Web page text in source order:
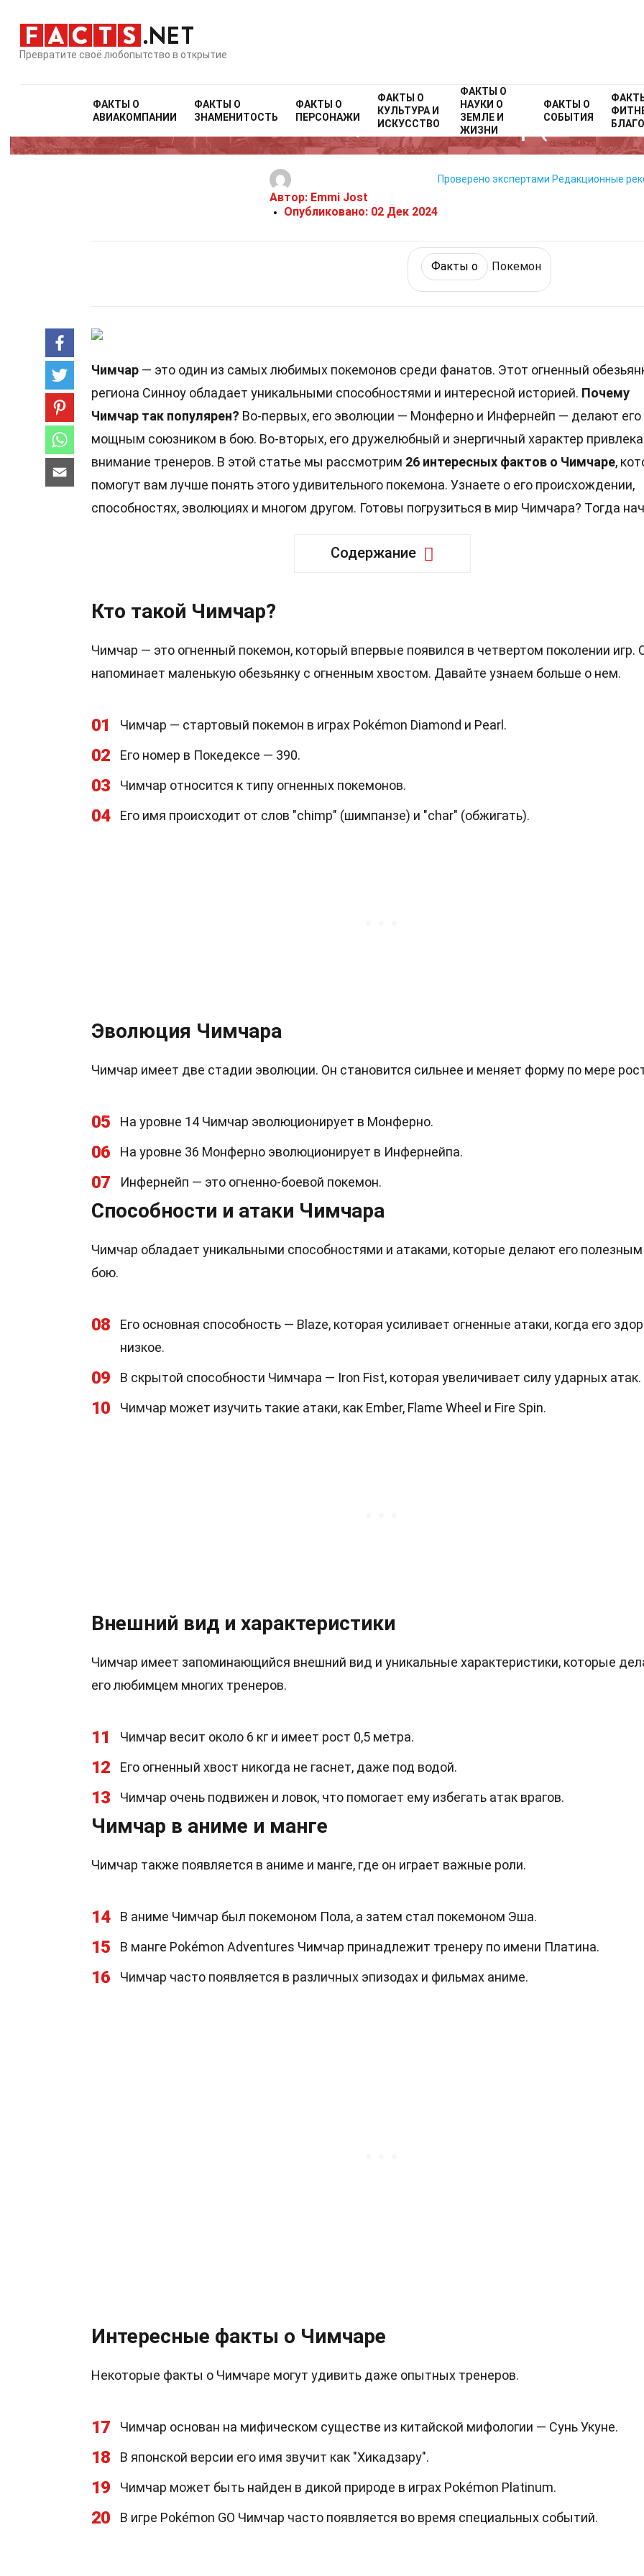
Превратите своё любопытство в открытие
ФАКТЫ О
АВИАКОМПАНИИ
ФАКТЫ О
ЗНАМЕНИТОСТЬ
ФАКТЫ О
ПЕРСОНАЖИ
ФАКТЫ О
КУЛЬТУРА И
ИСКУССТВО
ФАКТЫ О
НАУКИ О
ЗЕМЛЕ И
ЖИЗНИ
ФАКТЫ О
СОБЫТИЯ
Home Факты о Персонажи Факты оПокемон
26 Факты О Чимчар
Автор: Emmi Jost
Опубликовано: 02 Дек 2024
Проверено экспертами Редакционные
Факты о Покемон
Чимчар — это один из самых любимых покемонов среди фанатов. Этот огненный
региона Синноу обладает уникальными способностями и интересной историей. Почему
Чимчар так популярен? Во-первых, его эволюции — Монферно и Инфернейп — делают его
мощным союзником в бою. Во-вторых, его дружелюбный и энергичный характер
внимание тренеров. В этой статье мы рассмотрим 26 интересных фактов о Чимчаре,
помогут вам лучше понять этого удивительного покемона. Узнаете о его происхождении,
способностях, эволюциях и многом другом. Готовы погрузиться в мир Чимчара? Тогда
Содержание
Кто такой Чимчар?
Чимчар — это огненный покемон, который впервые появился в четвертом поколении игр.
напоминает маленькую обезьянку с огненным хвостом. Давайте узнаем больше о нем.
01 Чимчар — стартовый покемон в играх Pokémon Diamond и Pearl.
02 Его номер в Покедексе — 390.
03 Чимчар относится к типу огненных покемонов.
04 Его имя происходит от слов "chimp" (шимпанзе) и "char" (обжигать).
Эволюция Чимчара
Чимчар имеет две стадии эволюции. Он становится сильнее и меняет форму по мере
05 На уровне 14 Чимчар эволюционирует в Монферно.
06 На уровне 36 Монферно эволюционирует в Инфернейпа.
07 Инфернейп — это огненно-боевой покемон.
Способности и атаки Чимчара
Чимчар обладает уникальными способностями и атаками, которые делают его
бою.
08
Его основная способность — Blaze, которая усиливает огненные атаки, когда его
низкое.
09 В скрытой способности Чимчара — Iron Fist, которая увеличивает силу ударных атак.
10 Чимчар может изучить такие атаки, как Ember, Flame Wheel и Fire Spin.
Внешний вид и характеристики
Чимчар имеет запоминающийся внешний вид и уникальные характеристики, которые
его любимцем многих тренеров.
11 Чимчар весит около 6 кг и имеет рост 0,5 метра.
12 Его огненный хвост никогда не гаснет, даже под водой.
13 Чимчар очень подвижен и ловок, что помогает ему избегать атак врагов.
Чимчар в аниме и манге
Чимчар также появляется в аниме и манге, где он играет важные роли.
14 В аниме Чимчар был покемоном Пола, а затем стал покемоном Эша.
15 В манге Pokémon Adventures Чимчар принадлежит тренеру по имени Платина.
16 Чимчар часто появляется в различных эпизодах и фильмах аниме.
Интересные факты о Чимчаре
Некоторые факты о Чимчаре могут удивить даже опытных тренеров.
17 Чимчар основан на мифическом существе из китайской мифологии — Сунь Укуне.
18 В японской версии его имя звучит как "Хикадзару".
19 Чимчар может быть найден в дикой природе в играх Pokémon Platinum.
20 В игре Pokémon GO Чимчар часто появляется во время специальных событий.